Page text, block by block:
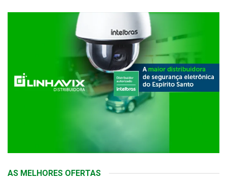
AS MELHORES OFERTAS